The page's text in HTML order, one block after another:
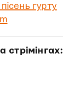
гурту
стрімінгах: